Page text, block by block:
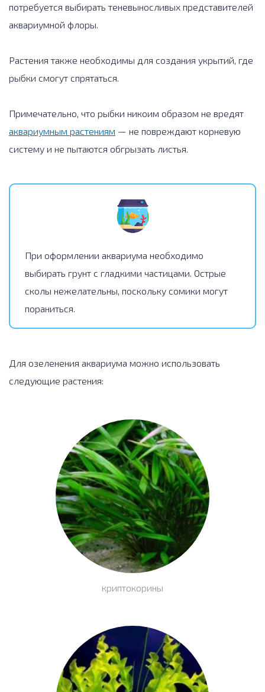
потребуется выбирать теневыносливых представителей
аквариумной флоры.
Растения также необходимы для создания укрытий, где
рыбки смогут спрятаться.
Примечательно, что рыбки никоим образом не вредят
аквариумным растениям — не повреждают корневую
систему и не пытаются обгрызать листья.
При оформлении аквариума необходимо
выбирать грунт с гладкими частицами. Острые
сколы нежелательны, поскольку сомики могут
пораниться.
Для озеленения аквариума можно использовать
следующие растения:
криптокорины